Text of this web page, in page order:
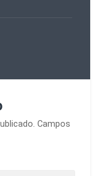
Campos